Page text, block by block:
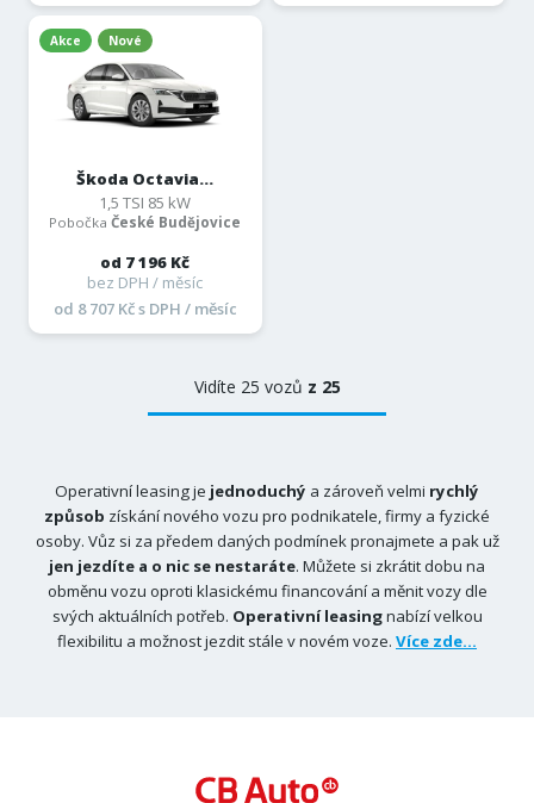
Akce Nové
Škoda Octavia...
1,5 TSI 85 kW
PobočkaČeské Budějovice
od 7 196 Kč
bez DPH / měsíc
od 8 707 Kč s DPH / měsíc
Vidíte 25 vozů z 25
Operativní leasing je jednoduchý a zároveň velmi rychlý
způsob získání nového vozu pro podnikatele, firmy a fyzické
osoby. Vůz si za předem daných podmínek pronajmete a pak už
jen jezdíte a o nic se nestaráte. Můžete si zkrátit dobu na
obměnu vozu oproti klasickému financování a měnit vozy dle
svých aktuálních potřeb. Operativní leasingnabízí velkou
flexibilitu a možnost jezdit stále v novém voze. Více zde...